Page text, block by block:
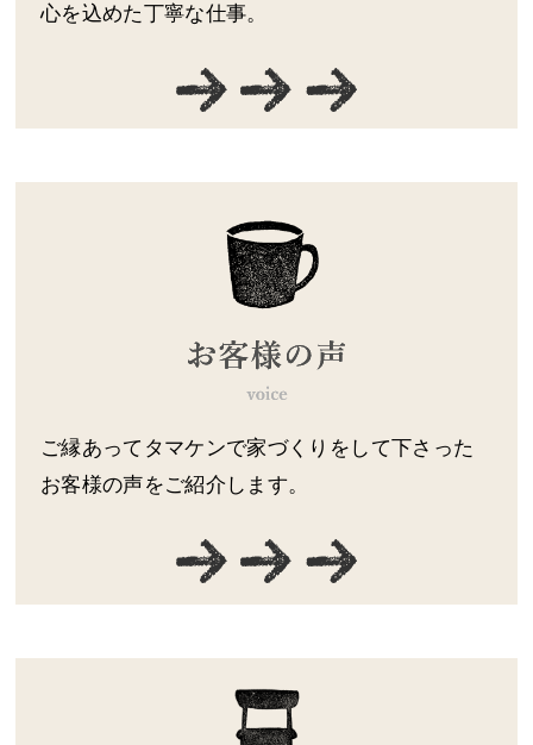
心を込めた丁寧な仕事。
ご縁あってタマケンで家づくりをして下さった
お客様の声をご紹介します。